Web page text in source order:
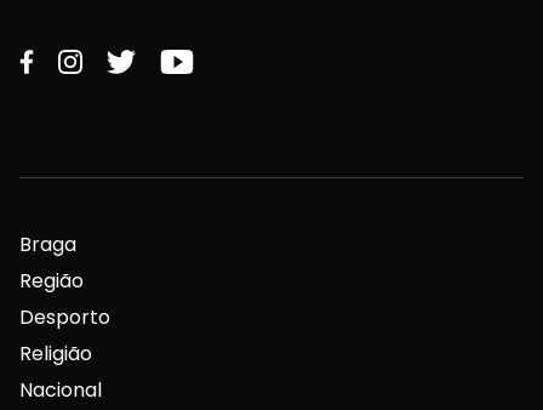
Braga
Região
Desporto
Religião
Nacional